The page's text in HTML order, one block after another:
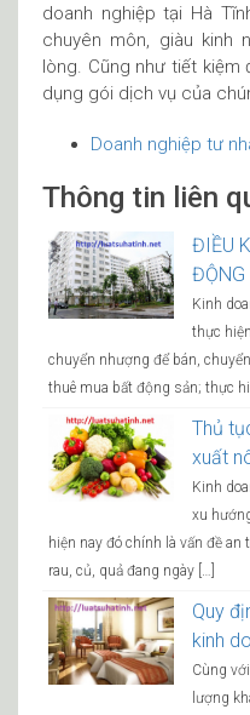
doanh nghiệp tại Hà
chuyên môn, giàu kinh
lòng. Cũng như tiết
dụng gói dịch vụ của
Doanh nghiệp tư
Thông tin liên
ĐIỀU
ĐỘNG
Kinh
thực
chuyển nhượng để bán,
thuê mua bất động sản; thực
Thủ
xuất
Kinh
xu
hiện nay đó chính là vấn đề
rau, củ, quả đang ngày […]
Quy
kinh
Cùng
lượng